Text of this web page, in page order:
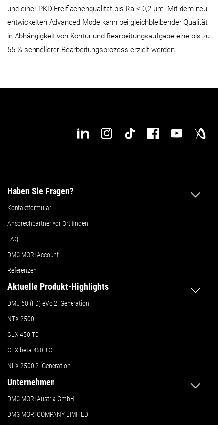
und einer PKD-Freiflächenqualität bis Ra < 0,2 µm. Mit dem neu
entwickelten Advanced Mode kann bei gleichbleibender Qualität
in Abhängigkeit von Kontur und Bearbeitungsaufgabe eine bis zu
55 % schnellerer Bearbeitungsprozess erzielt werden.
Haben Sie Fragen?
Kontaktformular
Ansprechpartner vor Ort finden
FAQ
DMG MORI Account
Referenzen
Aktuelle Produkt-Highlights
DMU 60 (FD) eVo 2. Generation
NTX 2500
CLX 450 TC
CTX beta 450 TC
NLX 2500 2. Generation
Unternehmen
DMG MORI Austria GmbH
DMG MORI COMPANY LIMITED